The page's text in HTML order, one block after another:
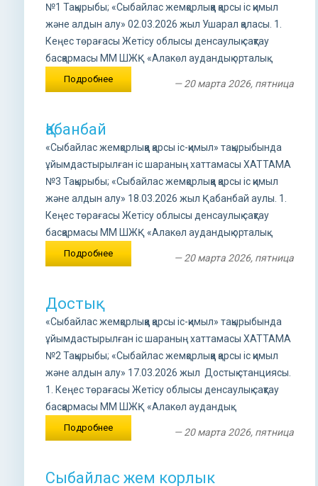
№1 Тақырыбы; «Сыбайлас жемқорлыққа қарсы іс қимыл
және алдын алу» 02.03.2026 жыл Ушарал қаласы. 1.
Кеңес төрағасы Жетісу облысы денсаулық сақтау
басқармасы ММ ШЖҚ «Алакөл аудандық орталық...
Подробнее — 20 марта 2026, пятница
Қабанбай
«Сыбайлас жемқорлыққа қарсы іс-қимыл» тақырыбында
ұйымдастырылған іс шараның хаттамасы ХАТТАМА
№3 Тақырыбы; «Сыбайлас жемқорлыққа қарсы іс қимыл
және алдын алу» 18.03.2026 жыл Қабанбай аулы. 1.
Кеңес төрағасы Жетісу облысы денсаулық сақтау
басқармасы ММ ШЖҚ «Алакөл аудандық орталық...
Подробнее — 20 марта 2026, пятница
Достық
«Сыбайлас жемқорлыққа қарсы іс-қимыл» тақырыбында
ұйымдастырылған іс шараның хаттамасы ХАТТАМА
№2 Тақырыбы; «Сыбайлас жемқорлыққа қарсы іс қимыл
және алдын алу» 17.03.2026 жыл Достық станциясы.
1. Кеңес төрағасы Жетісу облысы денсаулық сақтау
басқармасы ММ ШЖҚ «Алакөл аудандық...
Подробнее — 20 марта 2026, пятница
Сыбайлас жем корлык